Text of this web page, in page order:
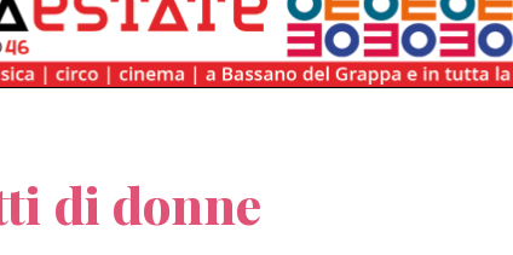
di donne